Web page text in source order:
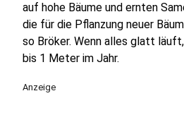
auf hohe Bäume und ernten
die für die Pflanzung neuer
so Bröker. Wenn alles glatt
bis 1 Meter im Jahr.
Anzeige